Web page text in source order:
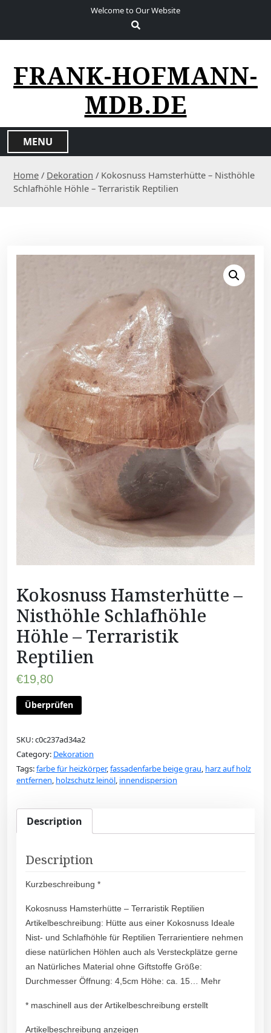
Welcome to Our Website
FRANK-HOFMANN-
MDB.DE
MENU
Home / Dekoration / Kokosnuss Hamsterhütte – Nisthöhle
Schlafhöhle Höhle – Terraristik Reptilien
Kokosnuss Hamsterhütte –
Nisthöhle Schlafhöhle
Höhle – Terraristik
Reptilien
€19,80
Überprüfen
SKU:c0c237ad34a2
Category: Dekoration
Tags:farbe für heizkörper,fassadenfarbe beige grau, harz auf holz
entfernen, holzschutz leinöl, innendispersion
Description
Description
Kurzbeschreibung *
Kokosnuss Hamsterhütte – Terraristik Reptilien
Artikelbeschreibung: Hütte aus einer Kokosnuss Ideale
Nist- und Schlafhöhle für Reptilien Terrarientiere nehmen
diese natürlichen Höhlen auch als Versteckplätze gerne
an Natürliches Material ohne Giftstoffe Größe:
Durchmesser Öffnung: 4,5cm Höhe: ca. 15… Mehr
* maschinell aus der Artikelbeschreibung erstellt
Artikelbeschreibung anzeigen